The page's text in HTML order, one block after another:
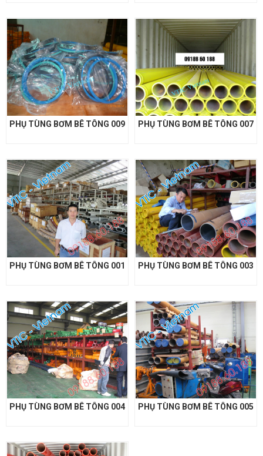
PHỤ TÙNG BƠM BÊ TÔNG 009 PHỤ TÙNG BƠM BÊ TÔNG 007
PHỤ TÙNG BƠM BÊ TÔNG 001 PHỤ TÙNG BƠM BÊ TÔNG 003
PHỤ TÙNG BƠM BÊ TÔNG 004 PHỤ TÙNG BƠM BÊ TÔNG 005